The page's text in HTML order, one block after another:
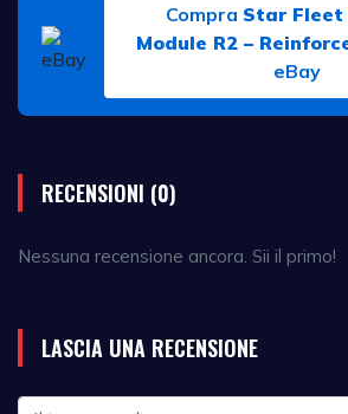
Compra Star
Module R2 –
eBay
RECENSIONI (0)
Nessuna recensione ancora. Sii il primo!
LASCIA UNA RECENSIONE